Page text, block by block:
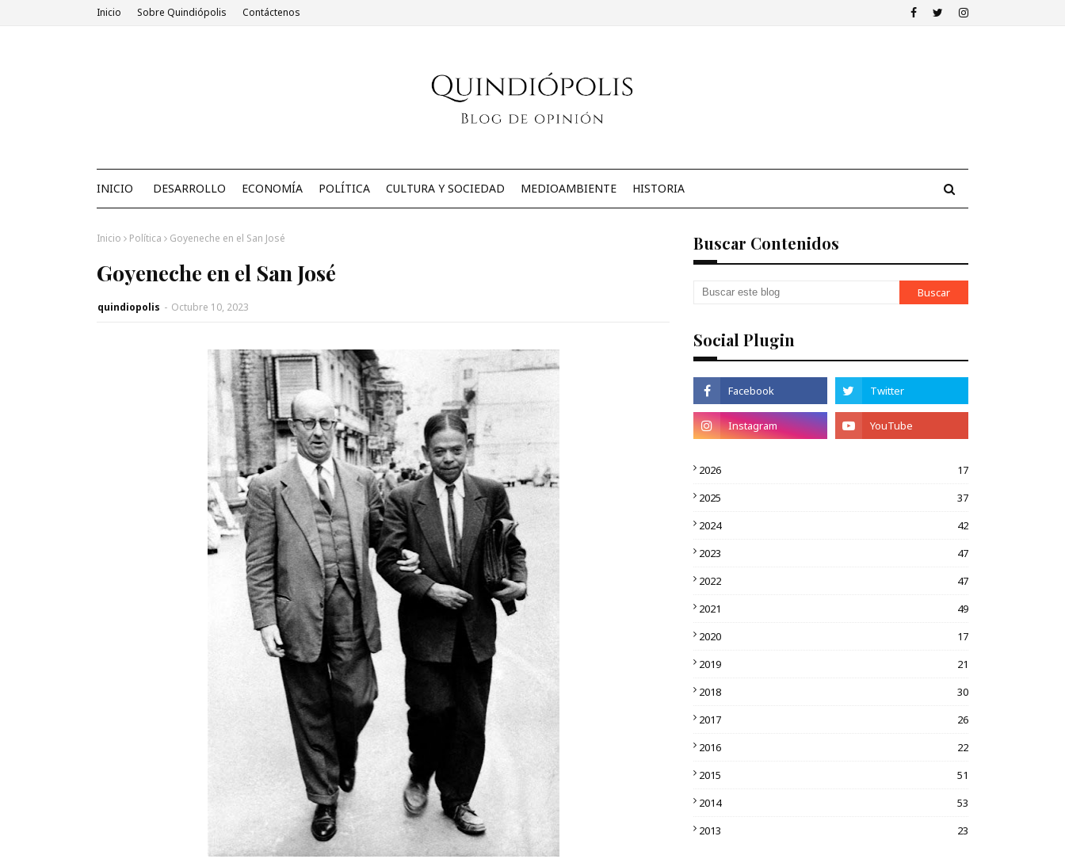
Inicio Sobre Quindiópolis Contáctenos
INICIO DESARROLLO ECONOMÍA POLÍTICA CULTURA Y SOCIEDAD MEDIOAMBIENTE HISTORIA
Inicio Política Goyeneche en el San José
Goyeneche en el San José
quindiopolis - Octubre 10, 2023
Buscar Contenidos
Social Plugin
2026
17
2025
37
2024
42
2023
47
2022
47
2021
49
2020
17
2019
21
2018
30
2017
26
2016
22
2015
51
2014
53
2013
23